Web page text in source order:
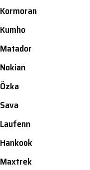
Kormoran
Kumho
Matador
Nokian
Özka
Sava
Laufenn
Hankook
Maxtrek